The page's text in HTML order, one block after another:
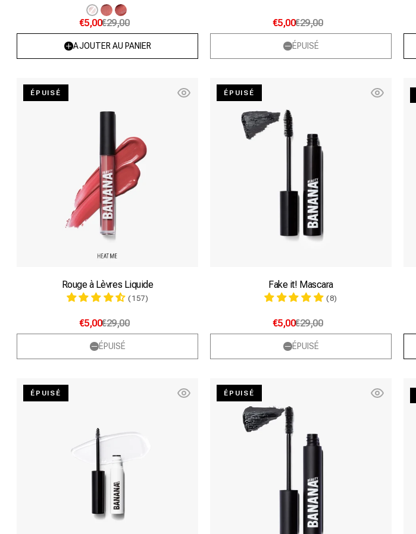
Variante
épuisée
ou
Variante
épuisée
Variante
épuisée
€5,00€29,00
AJOUTER AU PANIER
€5,00€29,00
ÉPUISÉ
ÉPUISÉ
Rouge à Lèvres Liquide
(157)
€5,00€29,00
ÉPUISÉ
ÉPUISÉ
Fake it! Mascara
(8)
€5,00€29,00
ÉPUISÉ
ÉPUISÉ ÉPUISÉ